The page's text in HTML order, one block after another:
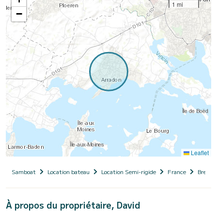
−
1 mi
Leaflet
Samboat Location bateau Location Semi-rigide France
À propos du propriétaire, David